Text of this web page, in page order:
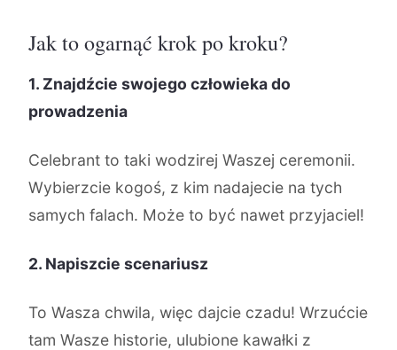
Jak to ogarnąć krok po kroku?
1. Znajdźcie swojego człowieka do
prowadzenia
Celebrant to taki wodzirej Waszej ceremonii.
Wybierzcie kogoś, z kim nadajecie na tych
samych falach. Może to być nawet przyjaciel!
2. Napiszcie scenariusz
To Wasza chwila, więc dajcie czadu! Wrzućcie
tam Wasze historie, ulubione kawałki z